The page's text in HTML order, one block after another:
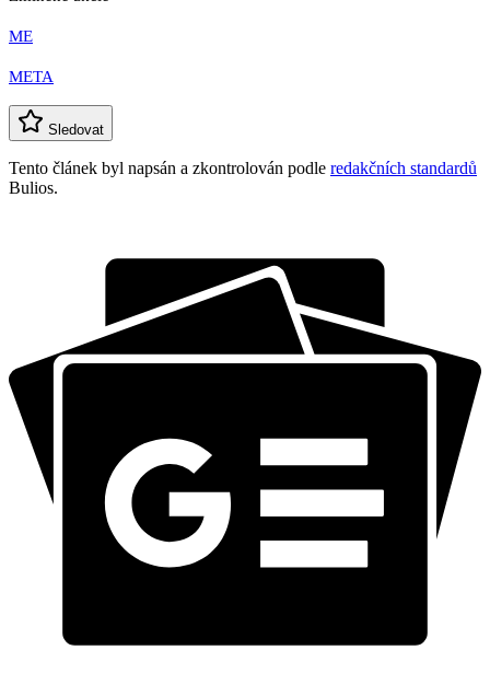
ME
META
Sledovat
Tento článek byl napsán a zkontrolován podle redakčních standardů
Bulios.